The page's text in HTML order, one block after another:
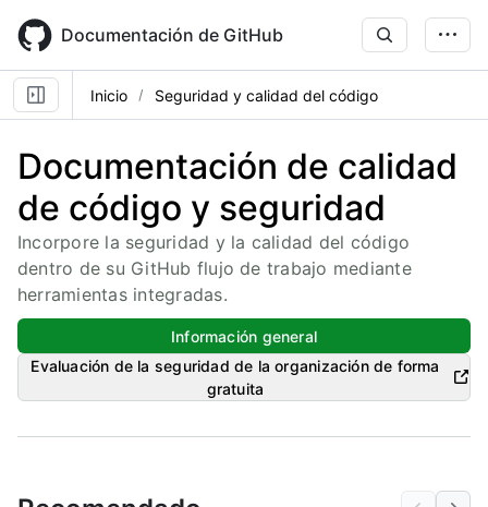
main
content
Documentación de GitHub
Inicio Seguridad y calidad del código
Documentación de calidad
de código y seguridad
Incorpore la seguridad y la calidad del código
dentro de su GitHub flujo de trabajo mediante
herramientas integradas.
Información general
Evaluación de la seguridad de la organización de forma
gratuita